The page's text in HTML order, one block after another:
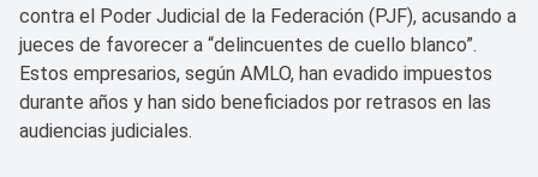
contra el Poder Judicial de la Federación (PJF), acusando a
jueces de favorecer a “delincuentes de cuello blanco”.
Estos empresarios, según AMLO, han evadido impuestos
durante años y han sido beneficiados por retrasos en las
audiencias judiciales.